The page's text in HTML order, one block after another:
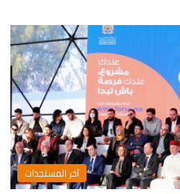
‏آخر المستجدات